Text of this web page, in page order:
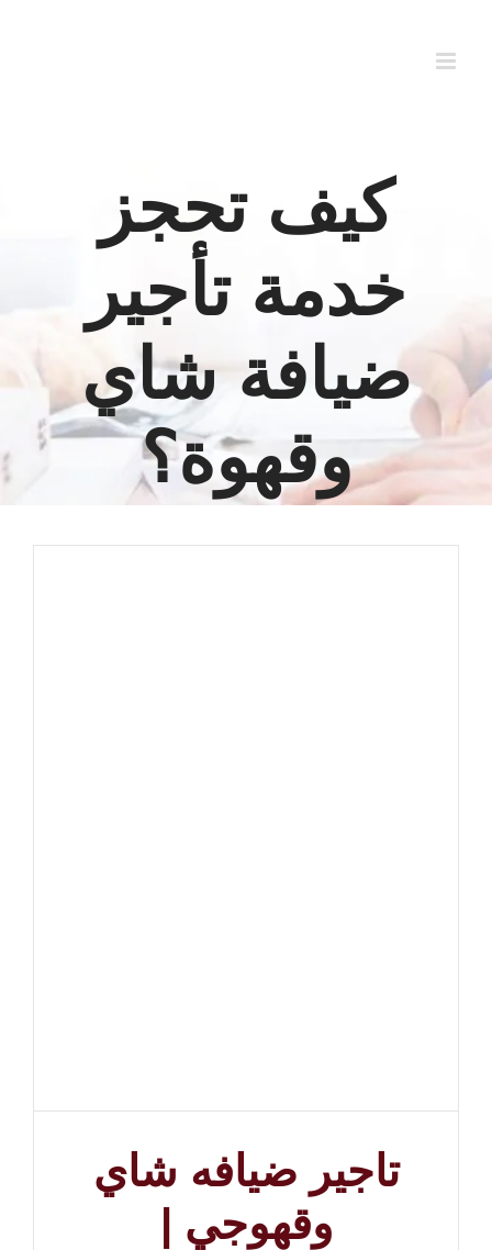
كيف تحجز
خدمة تأجير
ضيافة شاي
وقهوة؟
تاجير ضيافه شاي
وقهوجي |